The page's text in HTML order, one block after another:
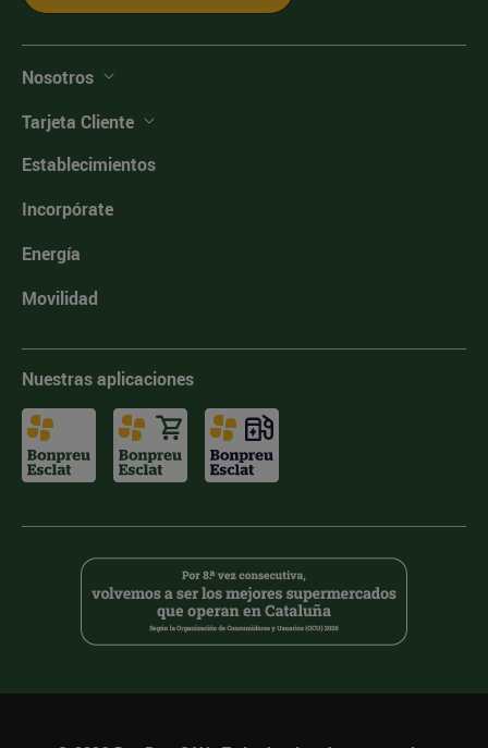
Nosotros
Tarjeta Cliente
Establecimientos
Incorpórate
Energía
Movilidad
Nuestras aplicaciones